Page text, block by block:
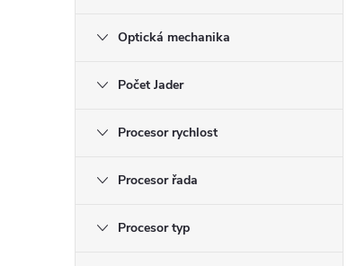
Optická mechanika
Počet Jader
Procesor rychlost
Procesor řada
Procesor typ